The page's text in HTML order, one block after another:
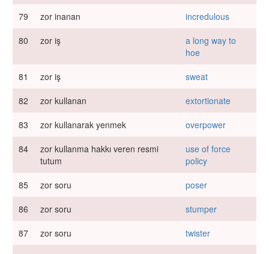
79
zor inanan
incredulous
80
zor iş
a long way to
hoe
81
zor iş
sweat
82
zor kullanan
extortionate
83
zor kullanarak yenmek
overpower
84
zor kullanma hakkı veren resmi
tutum
use of force
policy
85
zor soru
poser
86
zor soru
stumper
87
zor soru
twister